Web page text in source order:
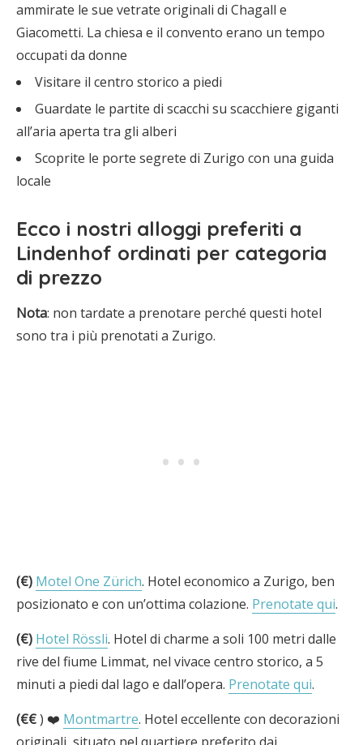
ammirate le sue vetrate originali di Chagall e
Giacometti. La chiesa e il convento erano un tempo
occupati da donne
Visitare il centro storico a piedi
Guardate le partite di scacchi su scacchiere giganti
all’aria aperta tra gli alberi
Scoprite le porte segrete di Zurigo con una guida
locale
Ecco i nostri alloggi preferiti a
Lindenhof ordinati per categoria
di prezzo
Nota: non tardate a prenotare perché questi hotel
sono tra i più prenotati a Zurigo.
(€) Motel One Zürich. Hotel economico a Zurigo, ben
posizionato e con un’ottima colazione. Prenotate qui.
(€) Hotel Rössli. Hotel di charme a soli 100 metri dalle
rive del fiume Limmat, nel vivace centro storico, a 5
minuti a piedi dal lago e dall’opera. Prenotate qui.
(€€) ❤️ Montmartre. Hotel eccellente con decorazioni